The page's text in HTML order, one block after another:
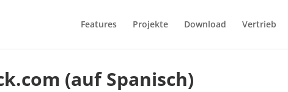
Features Projekte Download Vertrieb
(auf Spanisch)